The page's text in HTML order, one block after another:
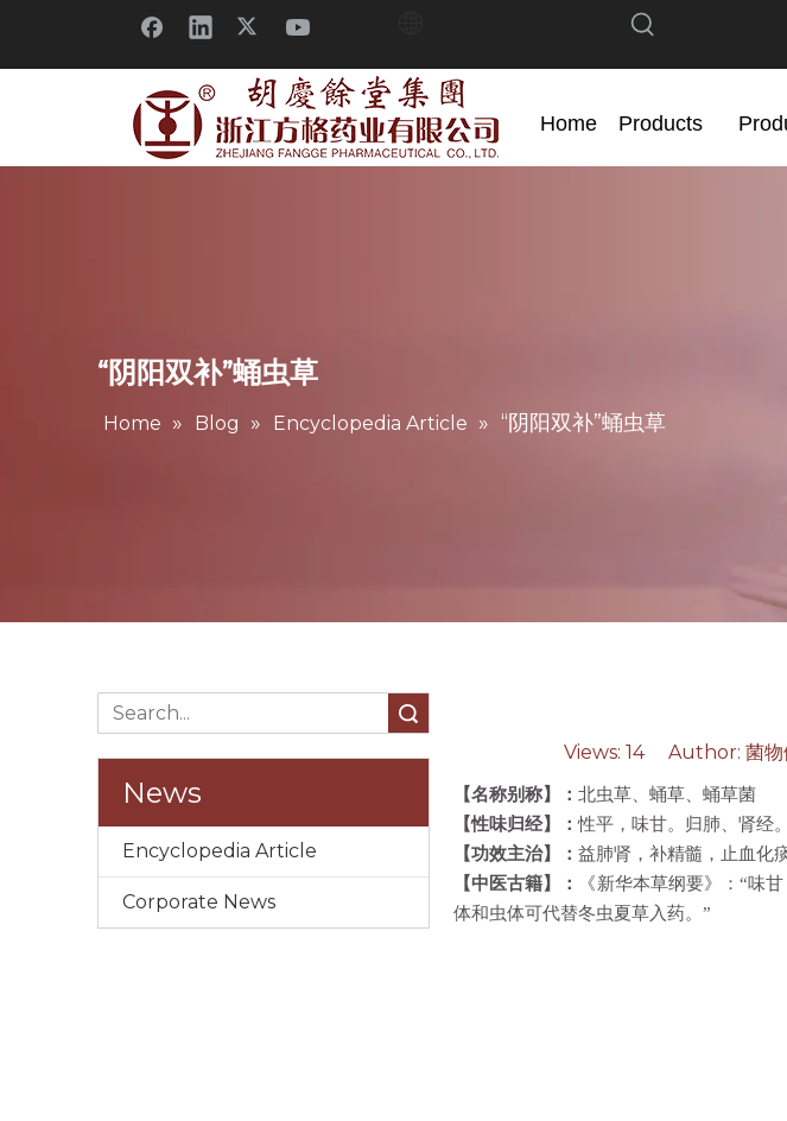
Home Products
“阴阳双补”蛹虫草
Home » Blog » Encyclopedia Article » “阴阳双补”蛹虫草
News
Encyclopedia Article
Corporate News
Views: 14Author: 菌物
【名称别称】： 北虫草、蛹草、蛹草菌
【性味归经】：性平，味甘。归肺、肾经。
【功效主治】： 益肺肾，补精髓，止血化
【中医古籍】：
《新华本草纲要》：“味
体和虫体可代替冬虫夏草入药。”